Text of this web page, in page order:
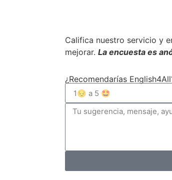
Califica nuestro servicio y
mejorar. La encuesta es
¿Recomendarías